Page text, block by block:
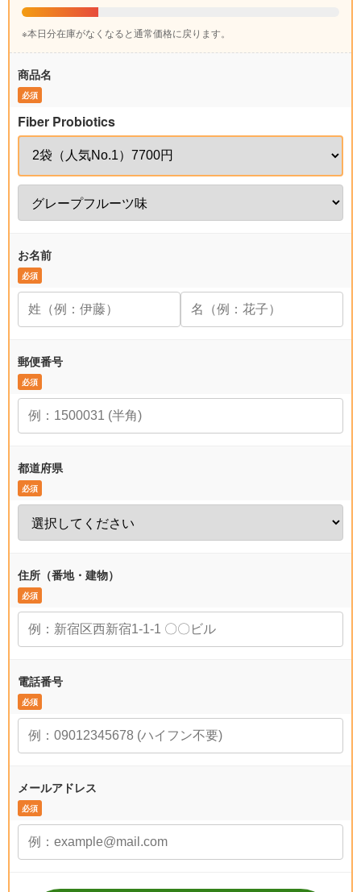
※本日分在庫がなくなると通常価格に戻ります。
商品名
必須
Fiber Probiotics
お名前
必須
郵便番号
必須
都道府県
必須
住所（番地・建物）
必須
電話番号
必须
メールアドレス
必須